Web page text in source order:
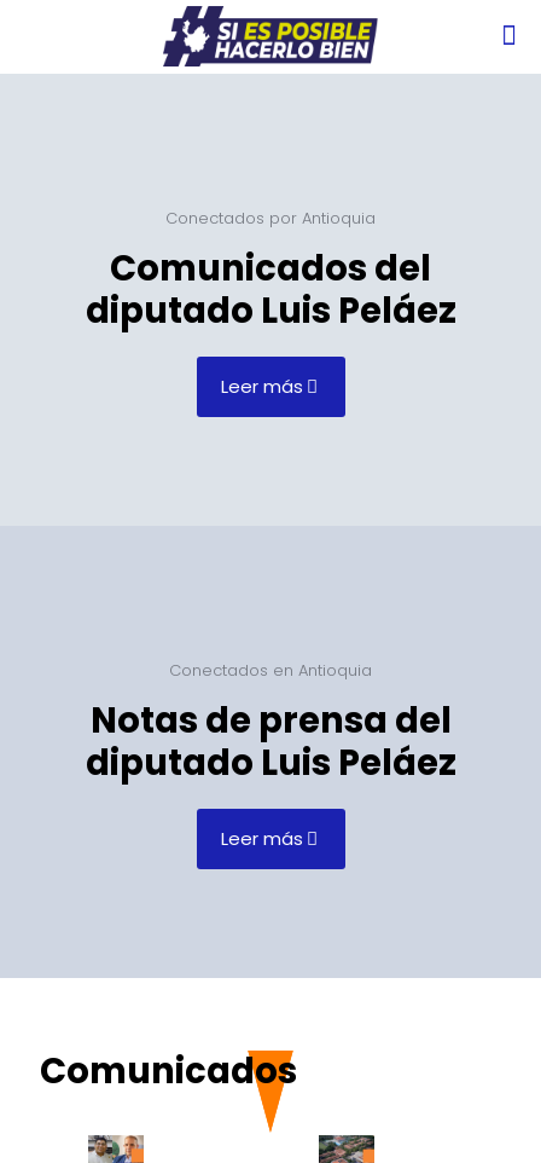
Conectados por Antioquia
Comunicados del
diputado Luis Peláez
Leer más
Conectados en Antioquia
Notas de prensa del
diputado Luis Peláez
Leer más
Comunicados